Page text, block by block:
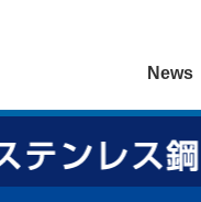
News